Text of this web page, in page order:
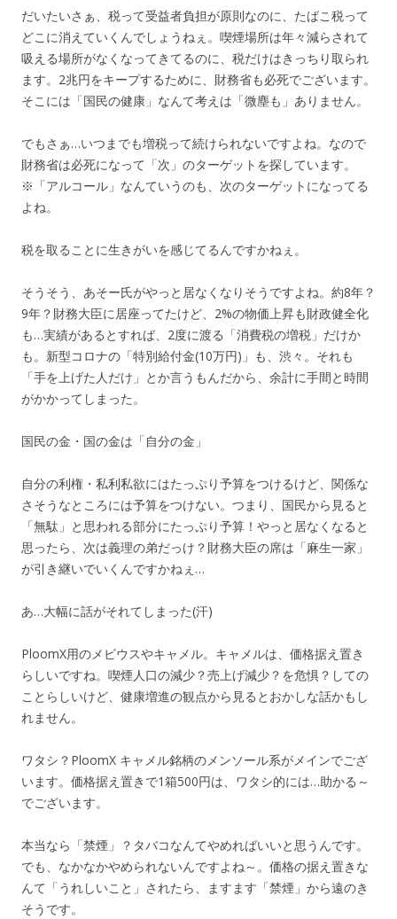
だいたいさぁ、税って受益者負担が原則なのに、たばこ税って
どこに消えていくんでしょうねぇ。喫煙場所は年々減らされて
吸える場所がなくなってきてるのに、税だけはきっちり取られ
ます。2兆円をキープするために、財務省も必死でございます。
そこには「国民の健康」なんて考えは「微塵も」ありません。
でもさぁ…いつまでも増税って続けられないですよね。なので
財務省は必死になって「次」のターゲットを探しています。
※「アルコール」なんていうのも、次のターゲットになってる
よね。
税を取ることに生きがいを感じてるんですかねぇ。
そうそう、あそー氏がやっと居なくなりそうですよね。約8年？
9年？財務大臣に居座ってたけど、2%の物価上昇も財政健全化
も…実績があるとすれば、2度に渡る「消費税の増税」だけか
も。新型コロナの「特別給付金(10万円)」も、渋々。それも
「手を上げた人だけ」とか言うもんだから、余計に手間と時間
がかかってしまった。
国民の金・国の金は「自分の金」
自分の利権・私利私欲にはたっぷり予算をつけるけど、関係な
さそうなところには予算をつけない。つまり、国民から見ると
「無駄」と思われる部分にたっぷり予算！やっと居なくなると
思ったら、次は義理の弟だっけ？財務大臣の席は「麻生一家」
が引き継いでいくんですかねぇ…
あ…大幅に話がそれてしまった(汗)
PloomX用のメビウスやキャメル。キャメルは、価格据え置き
らしいですね。喫煙人口の減少？売上げ減少？を危惧？しての
ことらしいけど、健康増進の観点から見るとおかしな話かもし
れません。
ワタシ？PloomX キャメル銘柄のメンソール系がメインでござ
います。価格据え置きで1箱500円は、ワタシ的には…助かる～
でございます。
本当なら「禁煙」？タバコなんてやめればいいと思うんです。
でも、なかなかやめられないんですよね～。価格の据え置きな
んて「うれしいこと」されたら、ますます「禁煙」から遠のき
そうです。